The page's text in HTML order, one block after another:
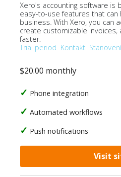
Xero's accounting software is
easy-to-use features that can
business. With Xero, you can
create customizable invoices,
faster.
Trial period Kontakt
$20.00 monthly
Phone integration
Automated workflows
Push notifications
Visit